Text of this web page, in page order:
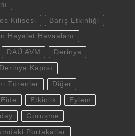
Kilisesi Barış Etkinliği
Hayalet Havaalanı
DAÜ AVM Derinya
Derinya Kapısı
Törenler Diğer
Etkinlik Eylem
Görüşme
Portakallar